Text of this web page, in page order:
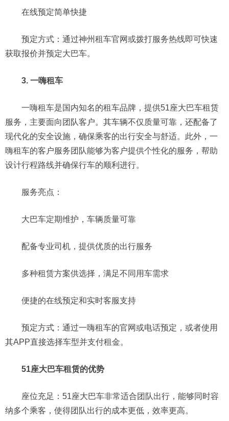
在线预定简单快捷
预定方式：通过神州租车官网或拨打服务热线即可快速
获取报价并预定大巴车。
3. 一嗨租车
一嗨租车是国内知名的租车品牌，提供51座大巴车租赁
服务，主要面向团队客户。其车辆不仅质量可靠，还配备了
现代化的安全设施，确保乘客的出行安全与舒适。此外，一
嗨租车的客户服务团队能够为客户提供个性化的服务，帮助
设计行程路线并确保行车的顺利进行。
服务亮点：
大巴车定期维护，车辆质量可靠
配备专业司机，提供优质的出行服务
多种租赁方案供选择，满足不同用车需求
便捷的在线预定和实时客服支持
预定方式：通过一嗨租车的官网或电话预定，或者使用
其APP直接选择车型并支付租金。
51座大巴车租赁的优势
座位充足：51座大巴车非常适合团队出行，能够同时容
纳多个乘客，使得团队出行的成本更低，效率更高。